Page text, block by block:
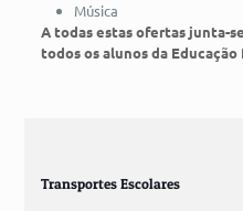
Música
A todas estas ofertas junta-
todos os alunos da Educação
Transportes Escolares